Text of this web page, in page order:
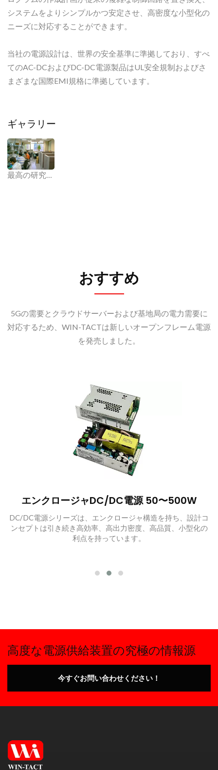
システムをよりシンプルかつ安定させ、高密度な小型化の
ニーズに対応することができます。
当社の電源設計は、世界の安全基準に準拠しており、すべ
てのAC-DCおよびDC-DC電源製品はUL安全規制およびさ
まざまな国際EMI規格に準拠しています。
ギャラリー
最高の研究開発能力。
おすすめ
5Gの需要とクラウドサーバーおよび基地局の電力需要に
対応するため、WIN-TACTは新しいオープンフレーム電源
を発売しました。
エンクロージャDC/DC電源 50〜500W
DC/DC電源シリーズは、エンクロージャ構造を持ち、設計コ
ンセプトは引き続き高効率、高出力密度、高品質、小型化の
利点を持っています。
高度な電源供給装置の究極の情報源
今すぐお問い合わせください！